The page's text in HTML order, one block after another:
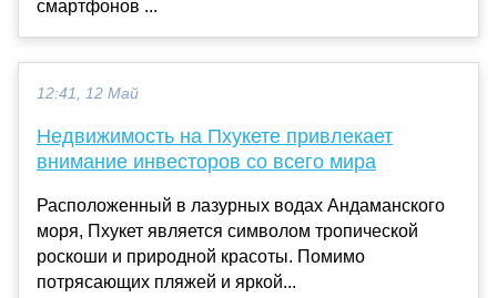
смартфонов ...
12:41, 12 Май
Недвижимость на Пхукете привлекает
внимание инвесторов со всего мира
Расположенный в лазурных водах Андаманского
моря, Пхукет является символом тропической
роскоши и природной красоты. Помимо
потрясающих пляжей и яркой...